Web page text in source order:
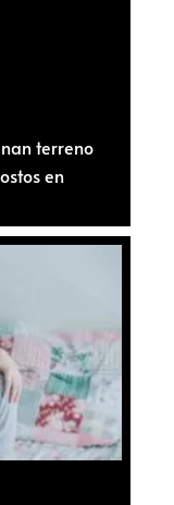
terreno
en